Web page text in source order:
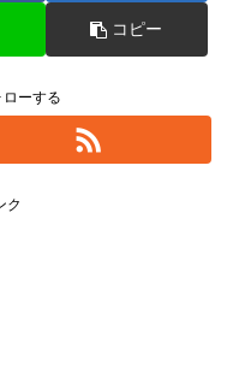
コピー
ーする
ク